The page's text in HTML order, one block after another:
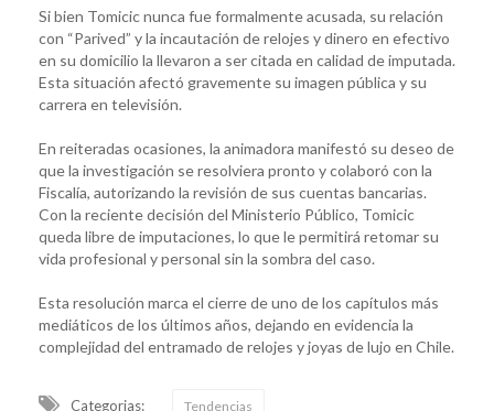
Si bien Tomicic nunca fue formalmente acusada, su relación
con “Parived” y la incautación de relojes y dinero en efectivo
en su domicilio la llevaron a ser citada en calidad de imputada.
Esta situación afectó gravemente su imagen pública y su
carrera en televisión.
En reiteradas ocasiones, la animadora manifestó su deseo de
que la investigación se resolviera pronto y colaboró con la
Fiscalía, autorizando la revisión de sus cuentas bancarias.
Con la reciente decisión del Ministerio Público, Tomicic
queda libre de imputaciones, lo que le permitirá retomar su
vida profesional y personal sin la sombra del caso.
Esta resolución marca el cierre de uno de los capítulos más
mediáticos de los últimos años, dejando en evidencia la
complejidad del entramado de relojes y joyas de lujo en Chile.
Categorias: Tendencias